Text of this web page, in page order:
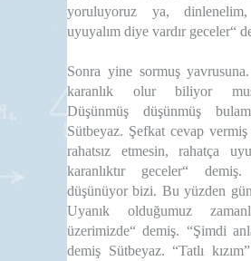
yoruluyoruz ya,
uyuyalım diye vardır geceler“
Sonra yine sormuş
karanlık olur biliyor
Düşünmüş düşünmüş
Sütbeyaz. Şefkat cevap
rahatsız etmesin, rahatça
karanlıktır geceler“
düşünüyor bizi. Bu yüzden
Uyanık olduğumuz
üzerimizde“ demiş. “Şimdi
demiş Sütbeyaz. “Tatlı